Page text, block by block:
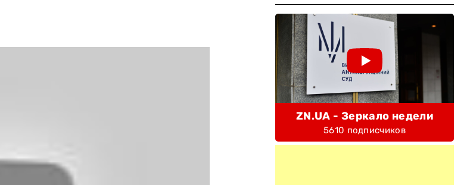
ZN.UA - Зеркало недели
5610 подписчиков